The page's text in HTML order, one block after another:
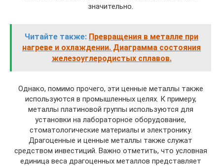
значительно.
Читайте также: Превращения в металле при
нагреве и охлаждении. Диаграмма состояния
железоуглеродистых сплавов.
Однако, помимо прочего, эти ценные металлы также
используются в промышленных целях. К примеру,
металлы платиновой группы используются для
установки на лабораторное оборудование,
стоматологические материалы и электронику.
Драгоценные и ценные металлы также служат
средством инвестиций. Важно отметить, что условная
единица веса драгоценных металлов представляет